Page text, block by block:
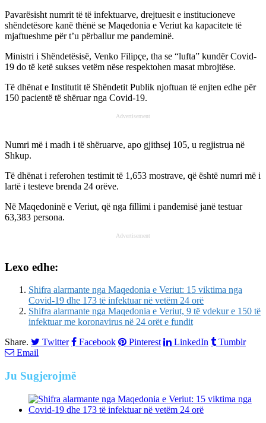
Pavarësisht numrit të të infektuarve, drejtuesit e institucioneve
shëndetësore kanë thënë se Maqedonia e Veriut ka kapacitete të
mjaftueshme për t’u përballur me pandeminë.
Ministri i Shëndetësisë, Venko Filipçe, tha se “lufta” kundër Covid-
19 do të ketë sukses vetëm nëse respektohen masat mbrojtëse.
Të dhënat e Institutit të Shëndetit Publik njoftuan të enjten edhe për
150 pacientë të shëruar nga Covid-19.
Advertisement
Numri më i madh i të shëruarve, apo gjithsej 105, u regjistrua në
Shkup.
Të dhënat i referohen testimit të 1,653 mostrave, që është numri më i
lartë i testeve brenda 24 orëve.
Në Maqedoninë e Veriut, që nga fillimi i pandemisë janë testuar
63,383 persona.
Advertisement
Lexo edhe:
Shifra alarmante nga Maqedonia e Veriut: 15 viktima nga
Covid-19 dhe 173 të infektuar në vetëm 24 orë
Shifra alarmante nga Maqedonia e Veriut, 9 të vdekur e 150 të
infektuar me koronavirus në 24 orët e fundit
Share.
Twitter Facebook Pinterest LinkedIn
Tumblr
Email
Ju Sugjerojmë